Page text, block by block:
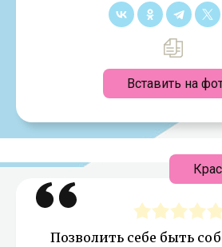
Вставить на
Позволить себе быть